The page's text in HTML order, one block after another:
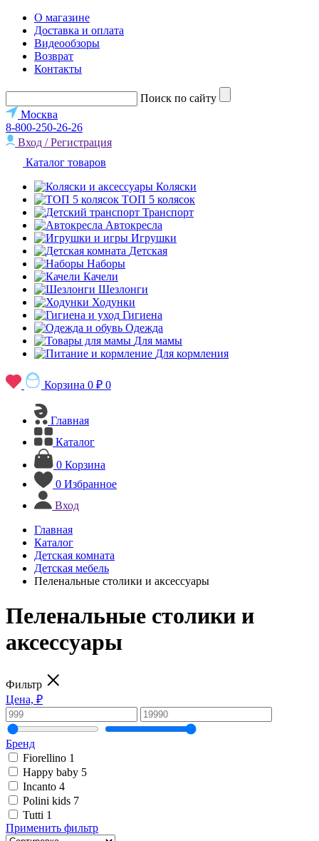
О магазине
Доставка и оплата
Видеообзоры
Возврат
Контакты
Поиск по сайту
Москва
8-800-250-26-26
Вход / Регистрация
Каталог товаров
Коляски
ТОП 5 колясок
Транспорт
Автокресла
Игрушки
Детская
Наборы
Качели
Шезлонги
Ходунки
Гигиена
Одежда
Для мамы
Для кормления
Корзина 0 ₽ 0
Главная
Каталог
0 Корзина
0 Избранное
Вход
Главная
Каталог
Детская комната
Детская мебель
Пеленальные столики и аксессуары
Пеленальные столики и
аксессуары
Фильтр
Цена, ₽
Бренд
Fiorellino 1
Happy baby 5
Incanto 4
Polini kids 7
Tutti 1
Применить фильтр